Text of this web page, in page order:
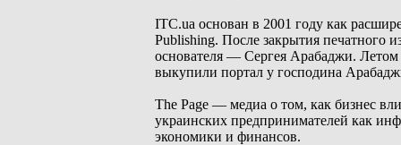
ITC.ua основан в 2001 году как
Publishing. После закрытия печатного
основателя — Сергея Арабаджи.
выкупили портал у господина
The Page — медиа о том, как бизнес
украинских предпринимателей как
экономики и финансов.